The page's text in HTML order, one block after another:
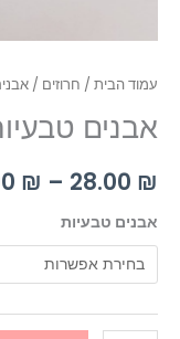
עמוד הבית / חרוזים /
אבנים
28.00 ₪
–
₪
אבנים טבעיות